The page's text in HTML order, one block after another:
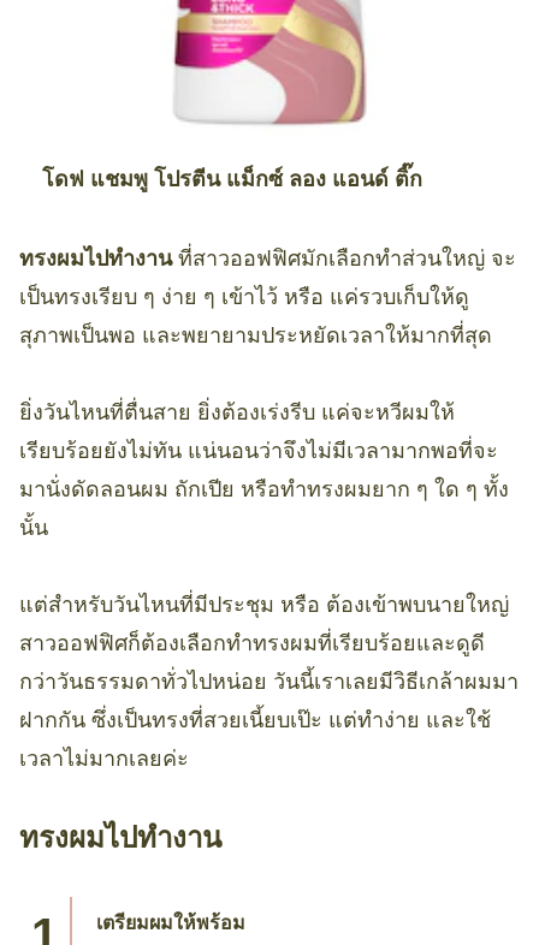
โดฟ แชมพู โปรตีน แม็กซ์ ลอง แอนด์ ติ๊ก
ทรงผมไปทำงานที่สาวออฟฟิศมักเลือกทำส่วนใหญ่ จะ
เป็นทรงเรียบ ๆ ง่าย ๆ เข้าไว้ หรือ แค่รวบเก็บให้ดู
สุภาพเป็นพอ และพยายามประหยัดเวลาให้มากที่สุด
ยิ่งวันไหนที่ตื่นสาย ยิ่งต้องเร่งรีบ แค่จะหวีผมให้
เรียบร้อยยังไม่ทัน แน่นอนว่าจึงไม่มีเวลามากพอที่จะ
มานั่งดัดลอนผม ถักเปีย หรือทำทรงผมยาก ๆ ใด ๆ ทั้ง
นั้น
แต่สำหรับวันไหนที่มีประชุม หรือ ต้องเข้าพบนายใหญ่
สาวออฟฟิศก็ต้องเลือกทำทรงผมที่เรียบร้อยและดูดี
กว่าวันธรรมดาทั่วไปหน่อย วันนี้เราเลยมีวิธีเกล้าผมมา
ฝากกัน ซึ่งเป็นทรงที่สวยเนี้ยบเป๊ะ แต่ทำง่าย และใช้
เวลาไม่มากเลยค่ะ
ทรงผมไปทำงาน
เตรียมผมให้พร้อม